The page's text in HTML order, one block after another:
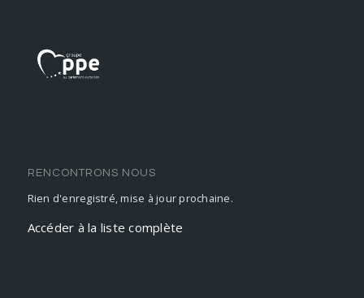
RENCONTRONS NOUS
Rien d'enregistré, mise à jour prochaine.
Accéder à la liste complète